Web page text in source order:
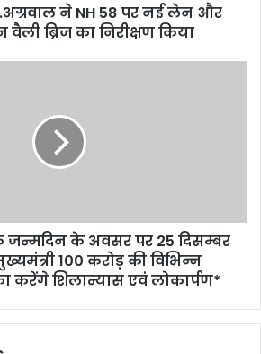
ने NH 58 पर नई लेन और
वैली ब्रिज का निरीक्षण किया
के जन्मदिन के अवसर पर 25 दिसम्बर
100 करोड़ की विभिन्न
करेंगे शिलान्यास एवं लोकार्पण*